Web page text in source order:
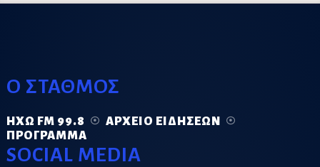
Ο ΣΤΑΘΜΟΣ
ΗΧΏ FM 99.8
ΑΡΧΕΊΟ ΕΙΔΉΣΕΩΝ
ΠΡΌΓΡΑΜΜΑ
SOCIAL MEDIA